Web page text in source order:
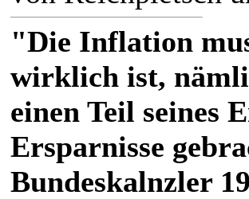
"Die Inflation
wirklich ist,
einen Teil seines
Ersparnisse
Bundeskalnzler